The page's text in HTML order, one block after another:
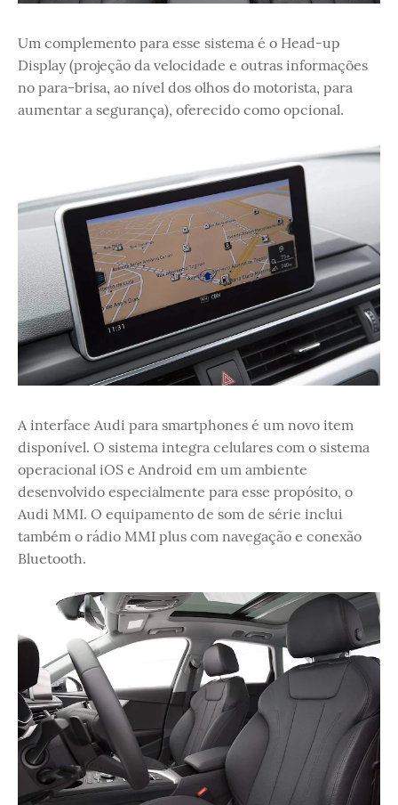
Um complemento para esse sistema é o Head-up
Display (projeção da velocidade e outras informações
no para-brisa, ao nível dos olhos do motorista, para
aumentar a segurança), oferecido como opcional.
A interface Audi para smartphones é um novo item
disponível. O sistema integra celulares com o sistema
operacional iOS e Android em um ambiente
desenvolvido especialmente para esse propósito, o
Audi MMI. O equipamento de som de série inclui
também o rádio MMI plus com navegação e conexão
Bluetooth.